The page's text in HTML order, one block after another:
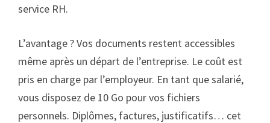
service RH.
L’avantage ? Vos documents restent accessibles
même après un départ de l’entreprise. Le coût est
pris en charge par l’employeur. En tant que salarié,
vous disposez de 10 Go pour vos fichiers
personnels. Diplômes, factures, justificatifs… cet